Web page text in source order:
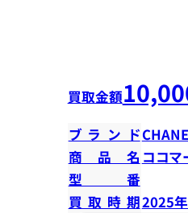
買取金額
ブランド
商品名 ココマ
型番
買取時期2025